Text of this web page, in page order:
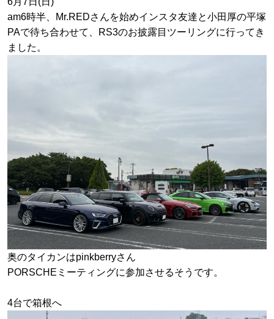
am6時半、Mr.REDさんを始めインスタ友達と小田厚の平塚
PAで待ち合わせて、RS3のお披露目ツーリングに行ってき
ました。
奥のタイカンはpinkberryさん
PORSCHEミーティングに参加させるそうです。
4台で箱根へ